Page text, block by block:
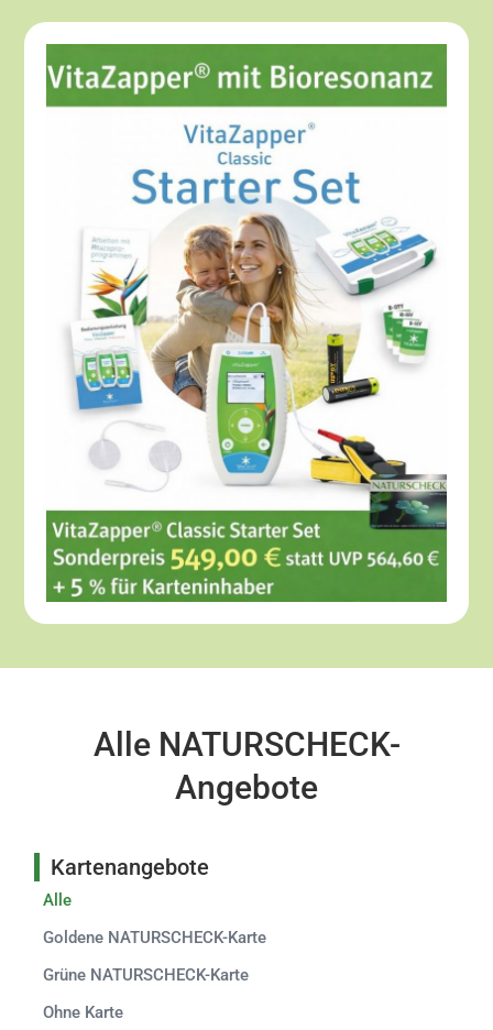
Alle NATURSCHECK-
Angebote
Kartenangebote
Goldene NATURSCHECK-Karte
Grüne NATURSCHECK-Karte
Ohne Karte
Alle